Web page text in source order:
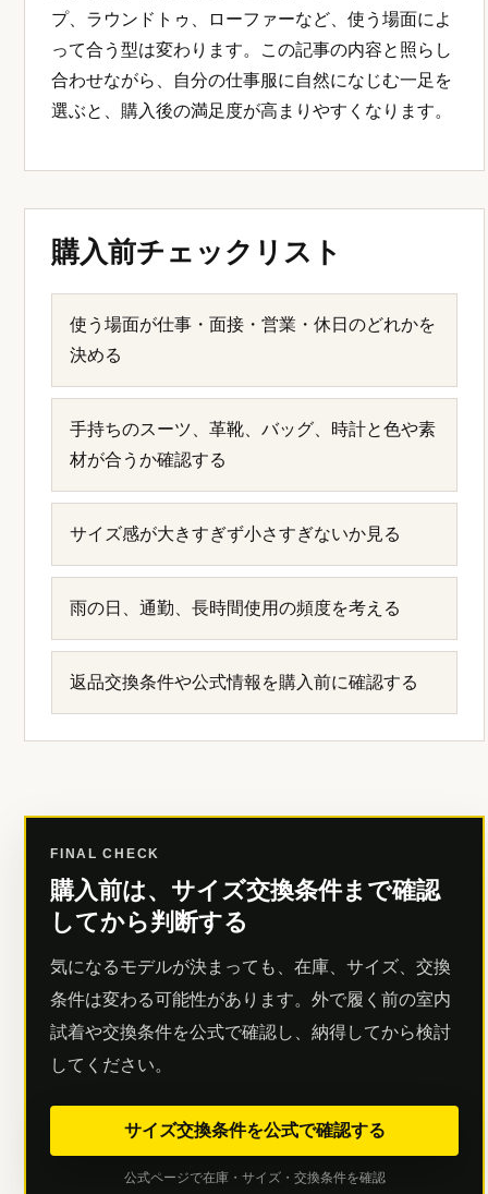
プ、ラウンドトゥ、ローファーなど、使う場面によ
って合う型は変わります。この記事の内容と照らし
合わせながら、自分の仕事服に自然になじむ一足を
選ぶと、購入後の満足度が高まりやすくなります。
購入前チェックリスト
使う場面が仕事・面接・営業・休日のどれかを
決める
手持ちのスーツ、革靴、バッグ、時計と色や素
材が合うか確認する
サイズ感が大きすぎず小さすぎないか見る
雨の日、通勤、長時間使用の頻度を考える
返品交換条件や公式情報を購入前に確認する
FINAL CHECK
購入前は、サイズ交換条件まで確認
してから判断する
気になるモデルが決まっても、在庫、サイズ、交換
条件は変わる可能性があります。外で履く前の室内
試着や交換条件を公式で確認し、納得してから検討
してください。
サイズ交換条件を公式で確認する
公式ページで在庫・サイズ・交換条件を確認